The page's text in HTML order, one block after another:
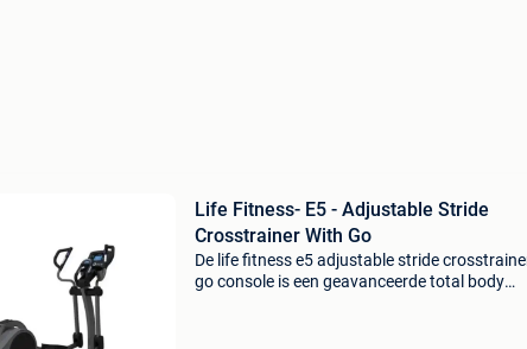
Life Fitness- E5 - Adjustable Stride
Crosstrainer With Go
De life fitness e5 adjustable stride
go console is een geavanceerde total body